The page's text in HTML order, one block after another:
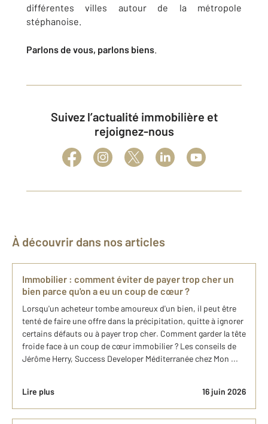
différentes villes autour de la métropole
stéphanoise.
Parlons de vous, parlons biens.
Suivez l’actualité immobilière et
rejoignez-nous
À découvrir dans nos articles
Immobilier : comment éviter de payer trop cher un
bien parce qu'on a eu un coup de cœur ?
Lorsqu'un acheteur tombe amoureux d'un bien, il peut être
tenté de faire une offre dans la précipitation, quitte à ignorer
certains défauts ou à payer trop cher. Comment garder la tête
froide face à un coup de cœur immobilier ? Les conseils de
Jérôme Herry, Success Developer Méditerranée chez Mon ...
Lire plus 16 juin 2026